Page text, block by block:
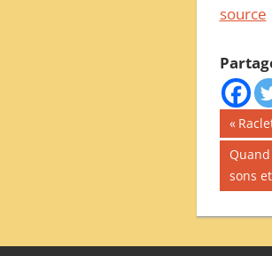
source
de
sons